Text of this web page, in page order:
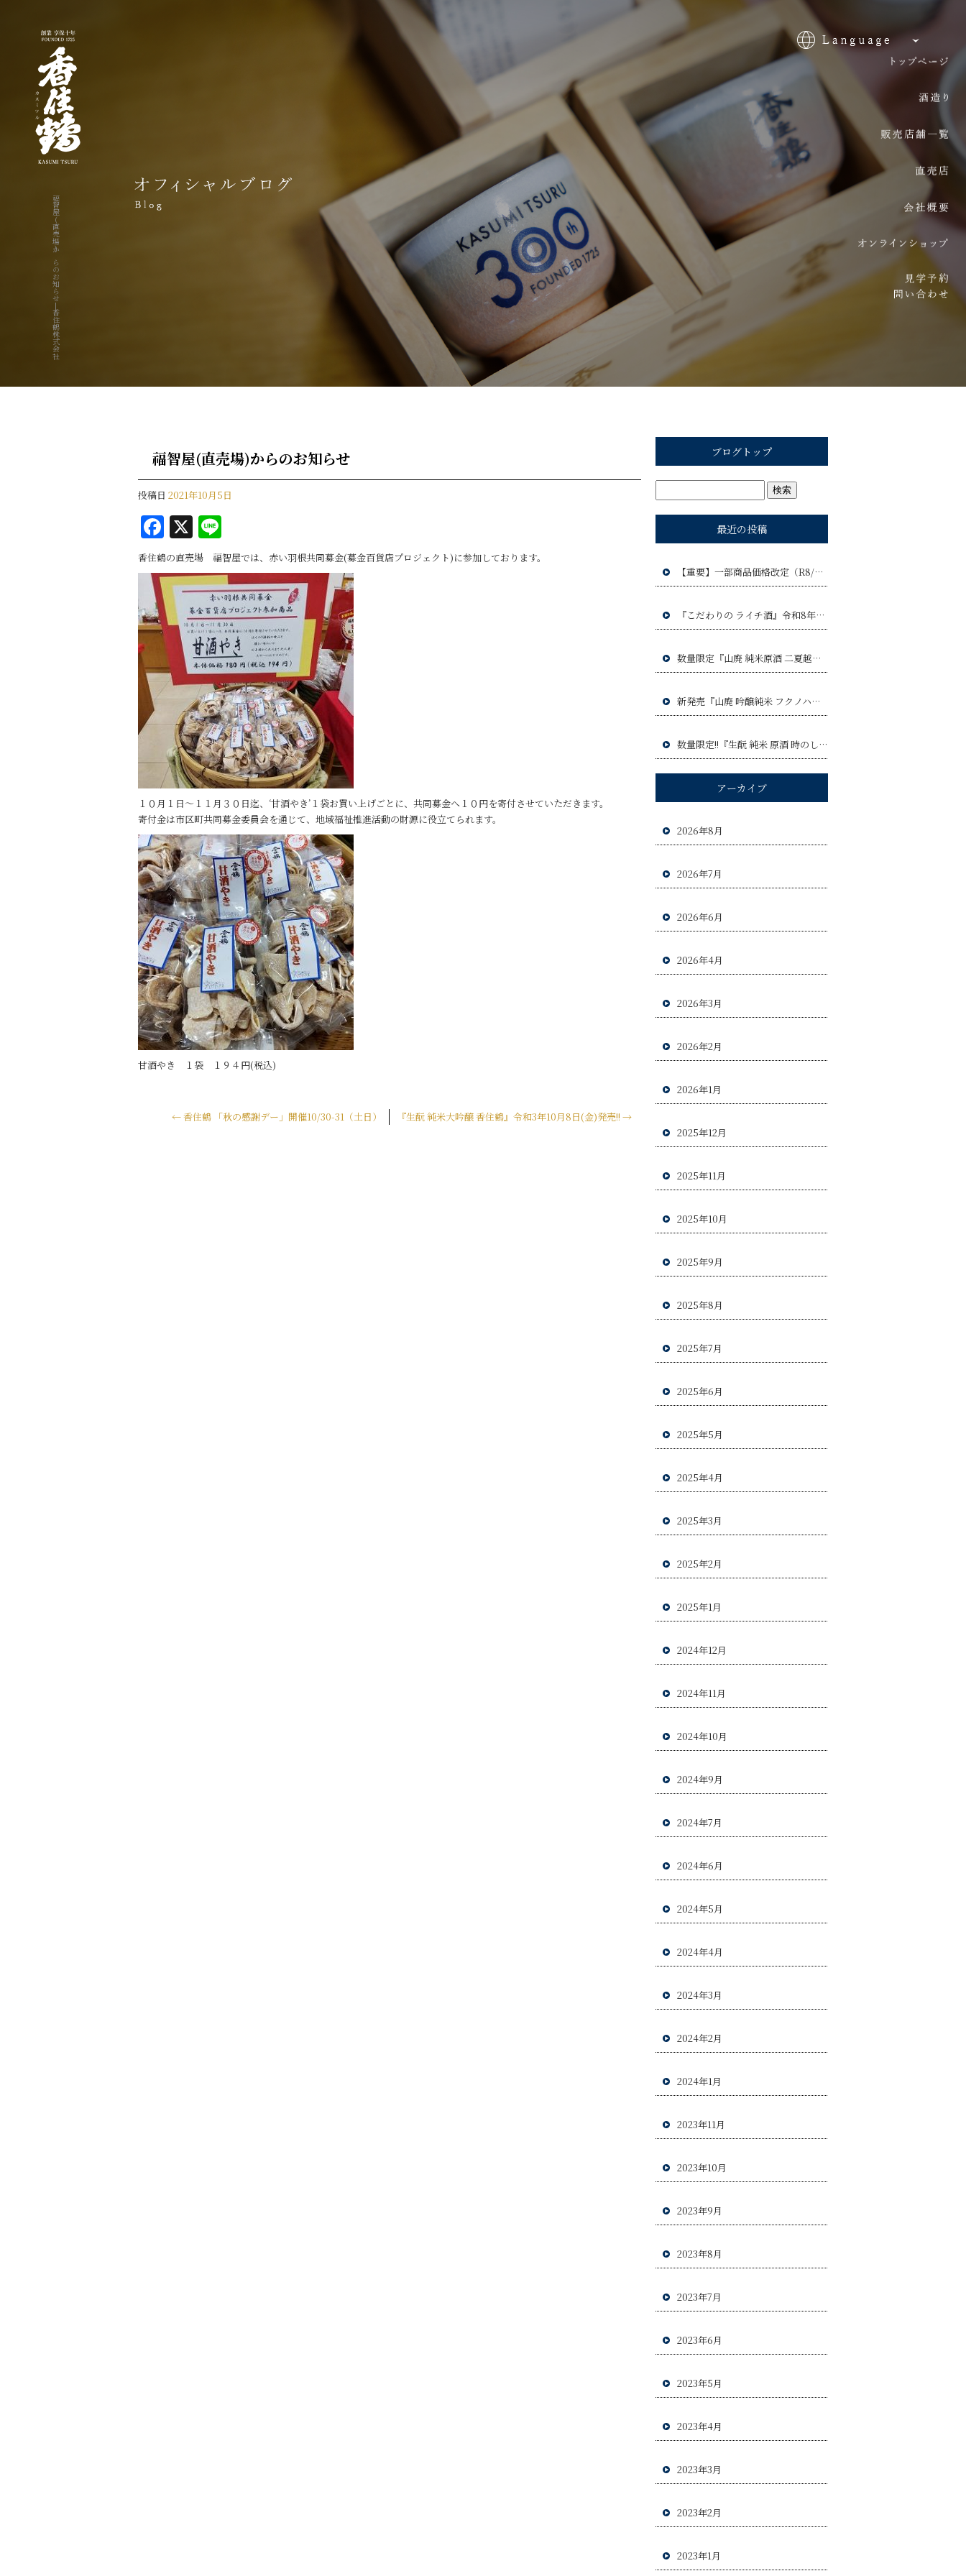
福智屋(直売場)からのお知らせ|香住鶴株式会社
福智屋(直売場)からのお知らせ
投稿日 2021年10月5日
F
a
c
e
b
o
o
k
X
n
e
香住鶴の直売場 福智屋では、赤い羽根共同募金(募金百貨店プロジェクト)に参加しております。
１０月１日～１１月３０日迄、‘甘酒やき’１袋お買い上げごとに、共同募金へ１０円を寄付させていただきます。
寄付金は市区町共同募金委員会を通じて、地域福祉推進活動の財源に役立てられます。
甘酒やき １袋 １９４円(税込)
←香住鶴 「秋の感謝デー」開催10/30-31（土日） 『生酛 純米大吟醸 香住鶴』令和3年10月8日(金)発売!! →
ブログトップ
最近の投稿
【重要】一部商品価格改定（R8/9）のお知らせ
『こだわりの ライチ酒』令和8年9月17日(木)発売予定!!
数量限定『山廃 純米原酒 二夏越え ひやおろし』令和8年9月3日(木)発売予定!!
新発売『山廃 吟醸純米 フクノハナ』令和8年8月6日(木)発売予定!!
数量限定!!『生酛 純米 原酒 時のしらべ』令和8年8月20日(木)発売予定!!!
アーカイブ
2026年8月
2026年7月
2026年6月
2026年4月
2026年3月
2026年2月
2026年1月
2025年12月
2025年11月
2025年10月
2025年9月
2025年8月
2025年7月
2025年6月
2025年5月
2025年4月
2025年3月
2025年2月
2025年1月
2024年12月
2024年11月
2024年10月
2024年9月
2024年7月
2024年6月
2024年5月
2024年4月
2024年3月
2024年2月
2024年1月
2023年11月
2023年10月
2023年9月
2023年8月
2023年7月
2023年6月
2023年5月
2023年4月
2023年3月
2023年2月
2023年1月